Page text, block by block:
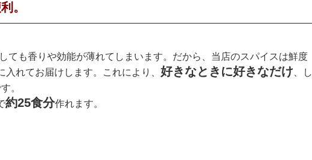
。
ても香りや効能が薄れてしまいます。だから、当店のスパイスは鮮度
入れてお届けします。これにより、 好きなときに好きなだけ 、し
。
約25食分作れます。